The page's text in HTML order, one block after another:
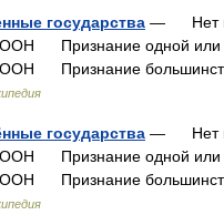
государства — Нет
ООН Признание одной или
ООН Признание
государства — Нет
ООН Признание одной или
ООН Признание